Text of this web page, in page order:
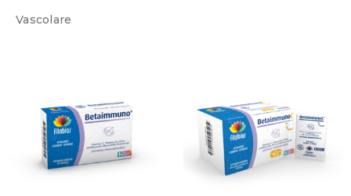
Vascolare